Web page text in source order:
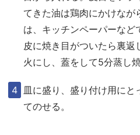
てきた油は鶏肉にかけな
は、キッチンペーパーな
皮に焼き目がついたら裏
火にし、蓋をして5分蒸し焼
皿に盛り、盛り付け用にと
てのせる。